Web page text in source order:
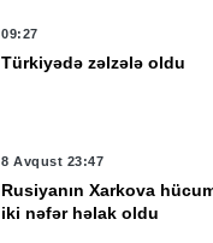
09:27
Türkiyədə zəlzələ oldu
8 Avqust 23:47
Rusiyanın Xarkova
iki nəfər həlak oldu